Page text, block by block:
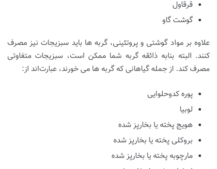
قرقاول
گوشت گاو
علاوه بر مواد گوشتی و پروتئینی، گربه ها باید سبزیجات نیز مصرف
کنند. البته بنابه ذائقه گربه شما ممکن است، سبزیجات متفاوتی
مصرف کند. از جمله گیاهانی که گربه ها می خورند، عبارت‌اند از:
پوره کدو‌حلوایی
لوبیا
هویج پخته یا بخار‌پز شده
بروکلی پخته یا بخار‌پز شده
مارچوبه پخته یا بخار‌پز شده